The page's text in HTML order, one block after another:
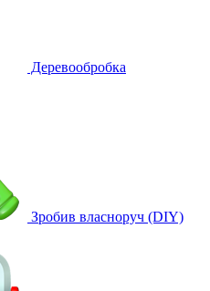
Деревообробка
Зробив власноруч (DIY)